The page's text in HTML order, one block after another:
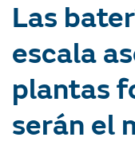
Las
escala
plantas
serán el